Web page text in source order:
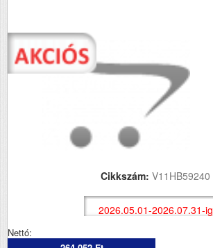
Cikkszám: V11HB59240
2026.05.01-2026.07.31-ig
Nettó: